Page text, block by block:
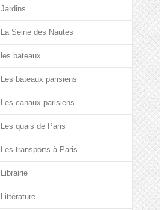
Jardins
La Seine des Nautes
les bateaux
Les bateaux parisiens
Les canaux parisiens
Les quais de Paris
Les transports à Paris
Librairie
Littérature